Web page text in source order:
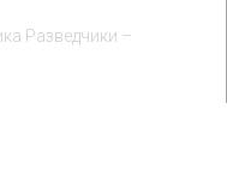
Разведчики –